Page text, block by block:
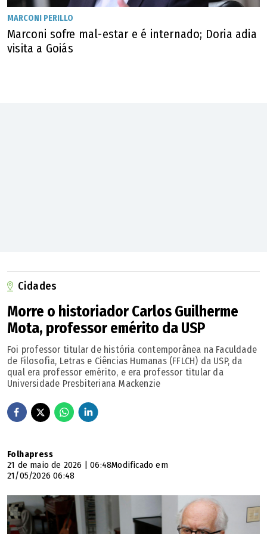
explicar como determinadas recomendações foram
produzidas, a possibilidade de reprodução de vieses
presentes nos dados históricos e o risco de discriminação
humana. "A tecnologia deve ser compreendida como um
instrumento de apoio à atividade humana, e não como
substituta da decisão judicial", disse.
Quanto à redução do tempo de análise de processos, o
desembargador diz que isso ocorre porque as
ferramentas de IA conseguem realizar triagens, análises
preliminares e organizar informações processuais,
permitindo que magistrados e servidores concentrem
Universidades defendem uso responsável
Professoras da USP e da UnB afirmam que o laboratório
pode contribuir para o desenvolvimento de sistemas mais
seguros, transparentes e alinhados a princípios éticos, em
MARCONI PERILLO
Marconi sofre mal-estar e é internado; Doria adia
visita a Goiás
Cidades
Morre o historiador Carlos Guilherme
Mota, professor emérito da USP
Foi professor titular de história contemporânea na Faculdade
de Filosofia, Letras e Ciências Humanas (FFLCH) da USP, da
qual era professor emérito, e era professor titular da
Universidade Presbiteriana Mackenzie
Folhapress
21 de maio de 2026 | 06:48Modificado em
21/05/2026 06:48